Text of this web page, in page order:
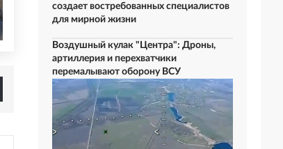
создает востребованных специалистов
для мирной жизни
Воздушный кулак "Центра": Дроны,
артиллерия и перехватчики
перемалывают оборону ВСУ